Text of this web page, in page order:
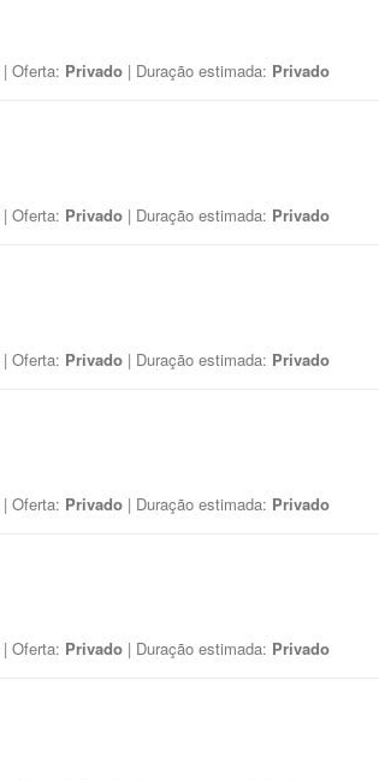
| Oferta: Privado | Duração estimada: Privado
| Oferta: Privado | Duração estimada: Privado
| Oferta: Privado | Duração estimada: Privado
| Oferta: Privado | Duração estimada: Privado
| Oferta: Privado | Duração estimada: Privado